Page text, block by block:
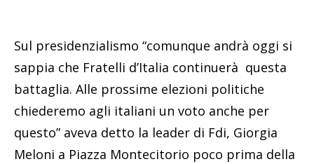
Sul presidenzialismo “comunque andrà oggi si
sappia che Fratelli d’Italia continuerà questa
battaglia. Alle prossime elezioni politiche
chiederemo agli italiani un voto anche per
questo” aveva detto la leader di Fdi, Giorgia
Meloni a Piazza Montecitorio poco prima della